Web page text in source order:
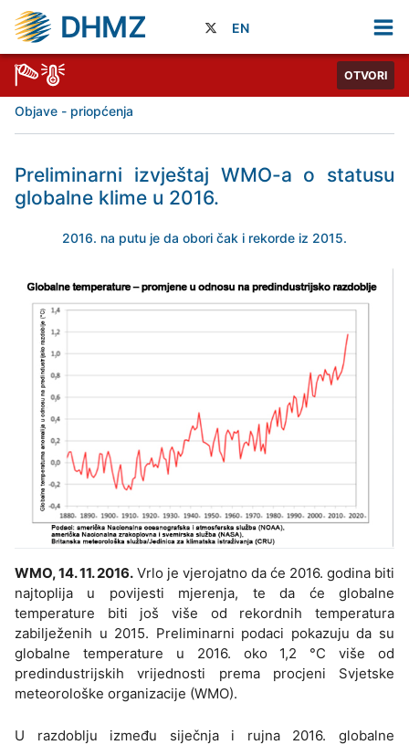
DHMZ EN
OTVORI
Objave - priopćenja
Preliminarni izvještaj WMO-a o statusu
globalne klime u 2016.
2016. na putu je da obori čak i rekorde iz 2015.
WMO, 14. 11. 2016. Vrlo je vjerojatno da će 2016. godina biti
najtoplija u povijesti mjerenja, te da će globalne
temperature biti još više od rekordnih temperatura
zabilježenih u 2015. Preliminarni podaci pokazuju da su
globalne temperature u 2016. oko 1,2 °C više od
predindustrijskih vrijednosti prema procjeni Svjetske
meteorološke organizacije (WMO).
U razdoblju između siječnja i rujna 2016. globalne